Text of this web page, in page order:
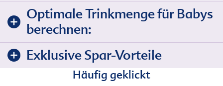
Optimale Trinkmenge für Babys
berechnen:
Exklusive Spar-Vorteile
Häufig geklickt